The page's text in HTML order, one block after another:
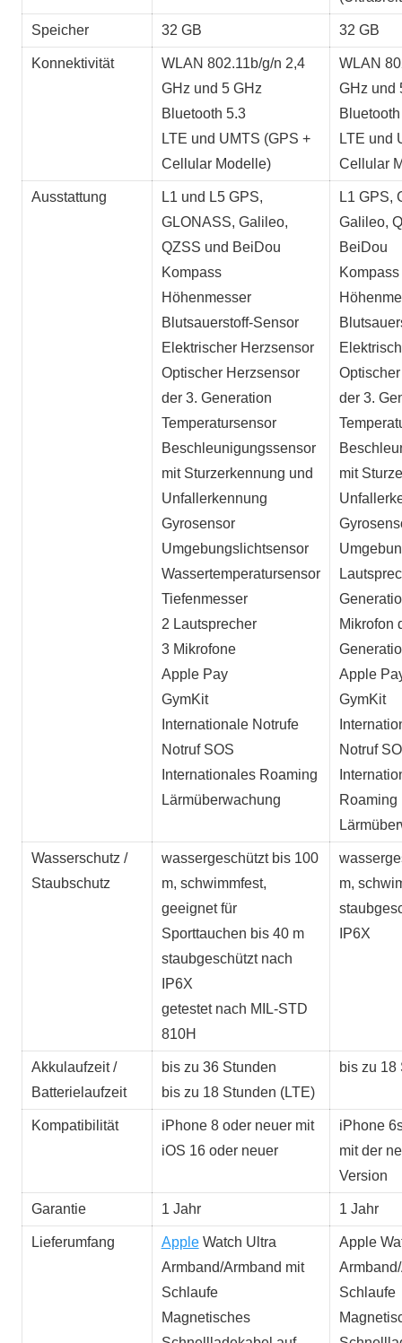
Speicher 32 GB 32 GB
Konnektivität
WLAN 802.11b/g/n 2,4
GHz und 5 GHz
Bluetooth 5.3
LTE und UMTS (GPS +
Cellular Modelle)
WLAN
GHz und
LTE und
Cellular
Ausstattung
L1 und L5 GPS,
GLONASS, Galileo,
QZSS und BeiDou
Kompass
Höhenmesser
Blutsauerstoff-Sensor
Elektrischer Herzsensor
Optischer Herzsensor
der 3. Generation
Temperatursensor
Beschleunigungssensor
mit Sturzerkennung und
Unfallerkennung
Gyrosensor
Umgebungslichtsensor
Wassertemperatursensor
Tiefenmesser
2 Lautsprecher
3 Mikrofone
Apple Pay
GymKit
Internationale Notrufe
Notruf SOS
Internationales Roaming
Lärmüberwachung
L1 GPS,
Galileo,
BeiDou
Kompass
der 3.
mit
Mikrofon
Apple
GymKit
Notruf
Roaming
Wasserschutz /
Staubschutz
wassergeschützt bis 100
m, schwimmfest,
geeignet für
Sporttauchen bis 40 m
staubgeschützt nach
IP6X
getestet nach MIL-STD
810H
m,
IP6X
Akkulaufzeit /
Batterielaufzeit
bis zu 36 Stunden
bis zu 18 Stunden (LTE)
bis zu 18
Kompatibilität
iPhone 8 oder neuer mit
iOS 16 oder neuer
iPhone
mit der
Version
Garantie 1 Jahr 1 Jahr
Lieferumfang AppleWatch Ultra
Armband/Armband mit
Schlaufe
Magnetisches
Apple
Schlaufe